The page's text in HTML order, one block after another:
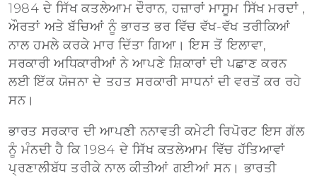
1984 ਦੇ ਸਿੱਖ ਕਤਲੇਆਮ ਦੌਰਾਨ, ਹਜ਼ਾਰਾਂ ਮਾਸੂਮ ਸਿੱਖ ਮਰਦਾਂ ,
ਔਰਤਾਂ ਅਤੇ ਬੱਚਿਆਂ ਨੂੰ ਭਾਰਤ ਭਰ ਵਿੱਚ ਵੱਖ-ਵੱਖ ਤਰੀਕਿਆਂ
ਨਾਲ ਹਮਲੇ ਕਰਕੇ ਮਾਰ ਦਿੱਤਾ ਗਿਆ। ਇਸ ਤੋਂ ਇਲਾਵਾ,
ਸਰਕਾਰੀ ਅਧਿਕਾਰੀਆਂ ਨੇ ਆਪਣੇ ਸ਼ਿਕਾਰਾਂ ਦੀ ਪਛਾਣ ਕਰਨ
ਲਈ ਇੱਕ ਯੋਜਨਾ ਦੇ ਤਹਤ ਸਰਕਾਰੀ ਸਾਧਨਾਂ ਦੀ ਵਰਤੋਂ ਕਰ ਰਹੇ
ਸਨ।
ਭਾਰਤ ਸਰਕਾਰ ਦੀ ਆਪਣੀ ਨਨਾਵਤੀ ਕਮੇਟੀ ਰਿਪੋਰਟ ਇਸ ਗੱਲ
ਨੂੰ ਮੰਨਦੀ ਹੈ ਕਿ 1984 ਦੇ ਸਿੱਖ ਕਤਲੇਆਮ ਵਿੱਚ ਹੱਤਿਆਵਾਂ
ਪ੍ਰਣਾਲੀਬੱਧ ਤਰੀਕੇ ਨਾਲ ਕੀਤੀਆਂ ਗਈਆਂ ਸਨ। ਭਾਰਤੀ